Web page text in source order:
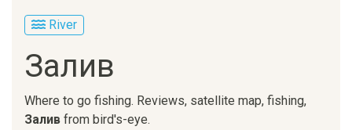
River
Залив
Where to go fishing. Reviews, satellite map, fishing,
Залив from bird's-eye.